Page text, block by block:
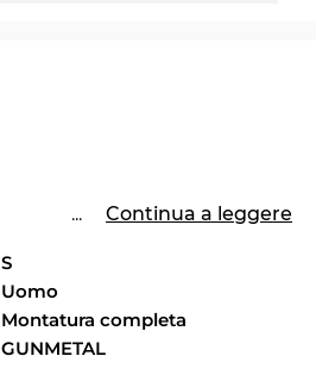
... Continua a leggere
S
Uomo
Montatura completa
GUNMETAL